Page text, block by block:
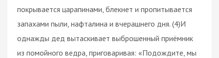
покрывается царапинами, блекнет и пропитывается
запахами пыли, нафталина и вчерашнего дня. (4)И
однажды дед вытаскивает выброшенный приёмник
из помойного ведра, приговаривая: «Подождите, мы